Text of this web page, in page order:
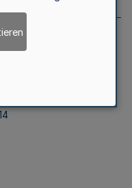
des Landes
-